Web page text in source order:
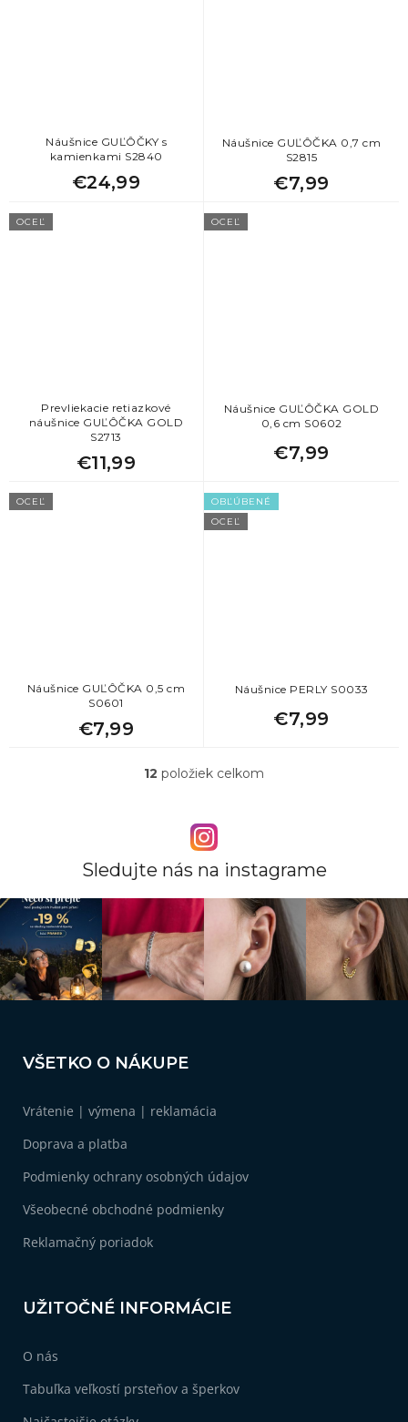
Náušnice GUĽÔČKY s
kamienkami S2840
€24,99
Náušnice GUĽÔČKA 0,7 cm
S2815
€7,99
OCEĽ
Prevliekacie retiazkové
náušnice GUĽÔČKA GOLD
S2713
€11,99
OCEĽ
Náušnice GUĽÔČKA GOLD
0,6 cm S0602
€7,99
OCEĽ
Náušnice GUĽÔČKA 0,5 cm
S0601
€7,99
OBĽÚBENÉ
OCEĽ
Náušnice PERLY S0033
€7,99
O
á
d
a
i
e
p
r
k
y
u
12 položiek celkom
Sledujte nás na instagrame
VŠETKO O NÁKUPE
Vrátenie | výmena | reklamácia
Doprava a platba
Podmienky ochrany osobných údajov
Všeobecné obchodné podmienky
Reklamačný poriadok
UŽITOČNÉ INFORMÁCIE
O nás
Tabuľka veľkostí prsteňov a šperkov